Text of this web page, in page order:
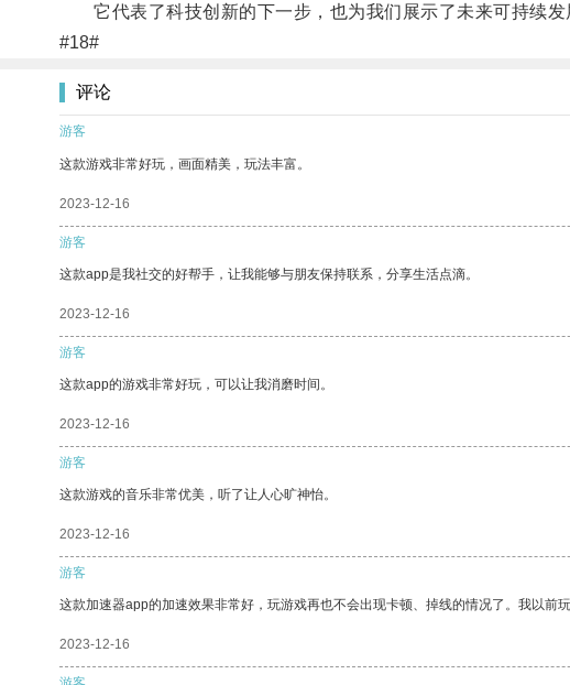
它代表了科技创新的下一步，也为我们展示了未来可持续发
#18#
评论
游客
这款游戏非常好玩，画面精美，玩法丰富。
2023-12-16
游客
这款app是我社交的好帮手，让我能够与朋友保持联系，分享生活点滴。
2023-12-16
游客
这款app的游戏非常好玩，可以让我消磨时间。
2023-12-16
游客
这款游戏的音乐非常优美，听了让人心旷神怡。
2023-12-16
游客
这款加速器app的加速效果非常好，玩游戏再也不会出现卡顿、掉线的情况了。我以前
2023-12-16